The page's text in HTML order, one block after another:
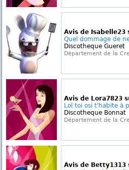
Avis de Isabelle23
Quel dommage de
Discotheque Gueret
Département de la
Avis de Lora7823
Lol toi osi t'habite à
Discotheque Bonnat
Département de la
Avis de Betty1313